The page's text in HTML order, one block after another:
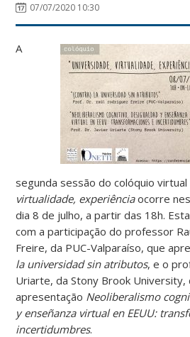
07/07/2020 10:30
A
segunda sessão do colóquio virtual
virtualidade, experiênciaocorre
dia 8 de julho, a partir das 18h.
com a participação do professor
Freire, da PUC-Valparaíso, que
la universidad sin atributos, e o
Uriarte, da Stony Brook University,
apresentação Neoliberalismo
y enseñanza virtual en EEUU:
incertidumbres.